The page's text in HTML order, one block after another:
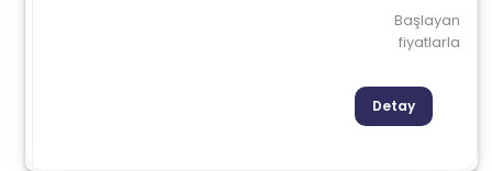
Başlayan
fiyatlarla
Detay